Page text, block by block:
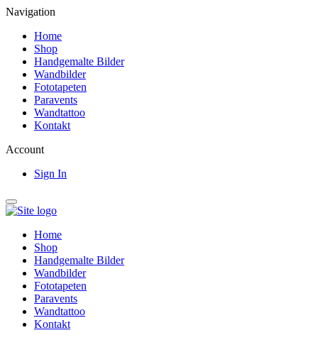
Navigation
Home
Shop
Handgemalte Bilder
Wandbilder
Fototapeten
Paravents
Wandtattoo
Kontakt
Account
Sign In
Home
Shop
Handgemalte Bilder
Wandbilder
Fototapeten
Paravents
Wandtattoo
Kontakt